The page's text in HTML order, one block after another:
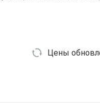
Цены